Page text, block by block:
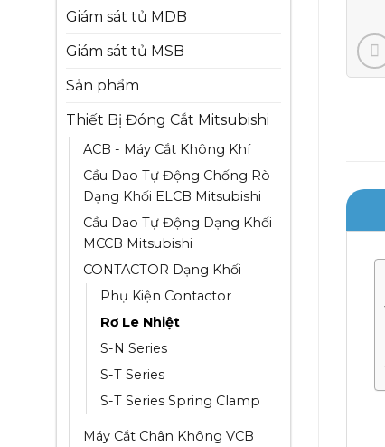
Giám sát tủ MDB
Giám sát tủ MSB
Sản phẩm
Thiết Bị Đóng Cắt Mitsubishi
ACB - Máy Cắt Không Khí
Cầu Dao Tự Động Chống Rò
Dạng Khối ELCB Mitsubishi
Cầu Dao Tự Động Dạng Khối
MCCB Mitsubishi
CONTACTOR Dạng Khối
Phụ Kiện Contactor
Rơ Le Nhiệt
S-N Series
S-T Series
S-T Series Spring Clamp
Máy Cắt Chân Không VCB